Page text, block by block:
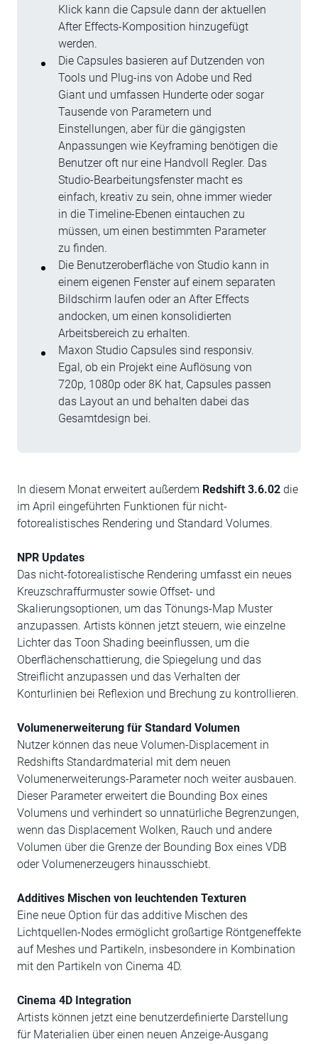
Klick kann die Capsule dann der aktuellen
After Effects-Komposition hinzugefügt
werden.
Die Capsules basieren auf Dutzenden von
Tools und Plug-ins von Adobe und Red
Giant und umfassen Hunderte oder sogar
Tausende von Parametern und
Einstellungen, aber für die gängigsten
Anpassungen wie Keyframing benötigen die
Benutzer oft nur eine Handvoll Regler. Das
Studio-Bearbeitungsfenster macht es
einfach, kreativ zu sein, ohne immer wieder
in die Timeline-Ebenen eintauchen zu
müssen, um einen bestimmten Parameter
zu finden.
Die Benutzeroberfläche von Studio kann in
einem eigenen Fenster auf einem separaten
Bildschirm laufen oder an After Effects
andocken, um einen konsolidierten
Arbeitsbereich zu erhalten.
Maxon Studio Capsules sind responsiv.
Egal, ob ein Projekt eine Auflösung von
720p, 1080p oder 8K hat, Capsules passen
das Layout an und behalten dabei das
Gesamtdesign bei.
In diesem Monat erweitert außerdem Redshift 3.6.02 die
im April eingeführten Funktionen für nicht-
fotorealistisches Rendering und Standard Volumes.
NPR Updates
Das nicht-fotorealistische Rendering umfasst ein neues
Kreuzschraffurmuster sowie Offset- und
Skalierungsoptionen, um das Tönungs-Map Muster
anzupassen. Artists können jetzt steuern, wie einzelne
Lichter das Toon Shading beeinflussen, um die
Oberflächenschattierung, die Spiegelung und das
Streiflicht anzupassen und das Verhalten der
Konturlinien bei Reflexion und Brechung zu kontrollieren.
Volumenerweiterung für Standard Volumen
Nutzer können das neue Volumen-Displacement in
Redshifts Standardmaterial mit dem neuen
Volumenerweiterungs-Parameter noch weiter ausbauen.
Dieser Parameter erweitert die Bounding Box eines
Volumens und verhindert so unnatürliche Begrenzungen,
wenn das Displacement Wolken, Rauch und andere
Volumen über die Grenze der Bounding Box eines VDB
oder Volumenerzeugers hinausschiebt.
Additives Mischen von leuchtenden Texturen
Eine neue Option für das additive Mischen des
Lichtquellen-Nodes ermöglicht großartige Röntgeneffekte
auf Meshes und Partikeln, insbesondere in Kombination
mit den Partikeln von Cinema 4D.
Cinema 4D Integration
Artists können jetzt eine benutzerdefinierte Darstellung
für Materialien über einen neuen Anzeige-Ausgang